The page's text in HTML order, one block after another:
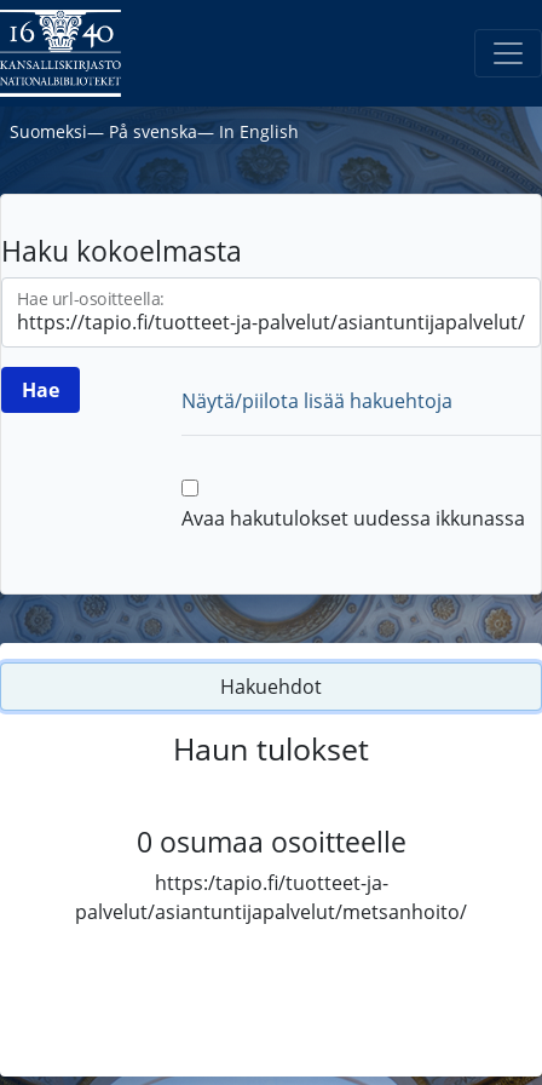
Suomeksi― På svenska― In English
Haku kokoelmasta
Hae url-osoitteella:
Näytä/piilota lisää hakuehtoja
Avaa hakutulokset uudessa ikkunassa
Hakuehdot
Haun tulokset
0 osumaa osoitteelle
https:/tapio.fi/tuotteet-ja-
palvelut/asiantuntijapalvelut/metsanhoito/